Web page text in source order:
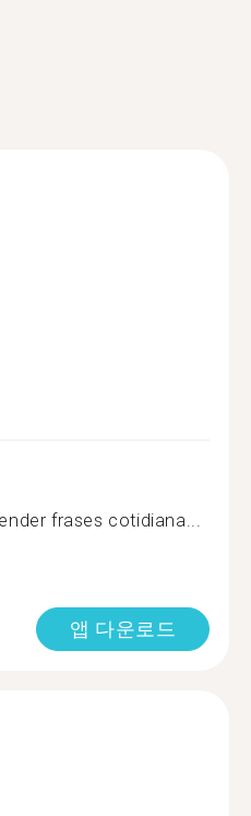
frases cotidiana...
앱 다운로드